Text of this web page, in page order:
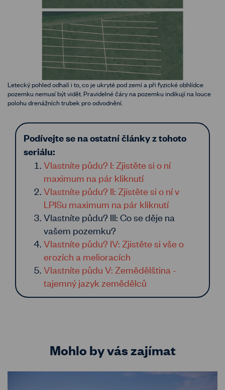
Letecký pohled odhalí i to, co je ukryté pod zemí a při fyzické obhlídce
pozemku nemusí být vidět. Pravidelné čáry na pozemku indikují na louce
polohu drenážních trubek pro odvodnění.
Podívejte se na ostatní články z tohoto
seriálu:
Vlastníte půdu? I: Zjistěte si o ní
maximum na pár kliknutí
Vlastníte půdu? II: Zjistěte si o ní v
LPISu maximum na pár kliknutí
Vlastníte půdu? III: Co se děje na
vašem pozemku?
Vlastníte půdu? IV: Zjistěte si vše o
erozích a melioracích
Vlastníte půdu V: Zemědělština -
tajemný jazyk zemědělců
Mohlo by vás zajímat